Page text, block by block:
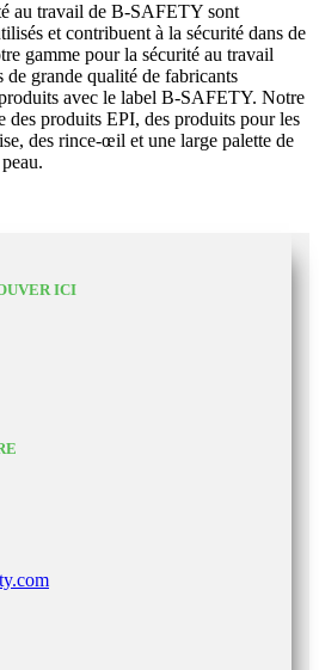
au travail de B-SAFETY sont
et contribuent à la sécurité dans de
gamme pour la sécurité au travail
grande qualité de fabricants
avec le label B-SAFETY. Notre
des produits EPI, des produits pour les
des rince-œil et une large palette de
ICI